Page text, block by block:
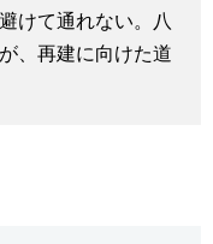
けて通れない。八
、再建に向けた道